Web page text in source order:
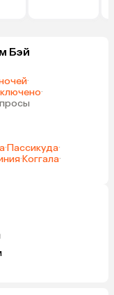
Бэй
·
·
·Пассикуда·
·Коггала·